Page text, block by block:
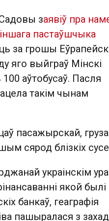
заявіў пра
пастаўшчыка
за грошы
яго выйграў Мінскі
100 аўтобусаў. Пасля
такім чынам
пасажырскай,
сярод блізкіх
украінскім
якой былі
банкаў, геаграфія
пашыралася з